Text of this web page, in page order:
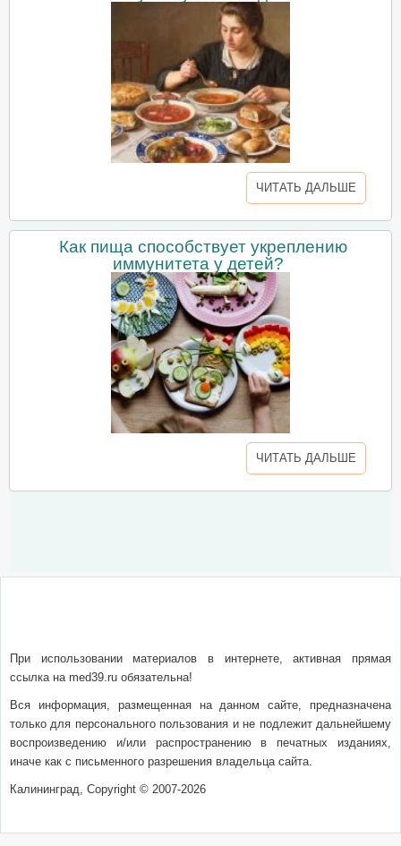
ЧИТАТЬ ДАЛЬШЕ
Как пища способствует укреплению
иммунитета у детей?
ЧИТАТЬ ДАЛЬШЕ
При использовании материалов в интернете, активная прямая
ссылка на med39.ru обязательна!
Вся информация, размещенная на данном сайте, предназначена
только для персонального пользования и не подлежит дальнейшему
воспроизведению и/или распространению в печатных изданиях,
иначе как с письменного разрешения владельца сайта.
Калининград, Copyright © 2007-2026